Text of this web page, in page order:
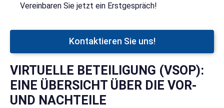
Vereinbaren Sie jetzt ein Erstgespräch!
Kontaktieren Sie uns!
VIRTUELLE BETEILIGUNG (VSOP):
EINE ÜBERSICHT ÜBER DIE VOR-
UND NACHTEILE